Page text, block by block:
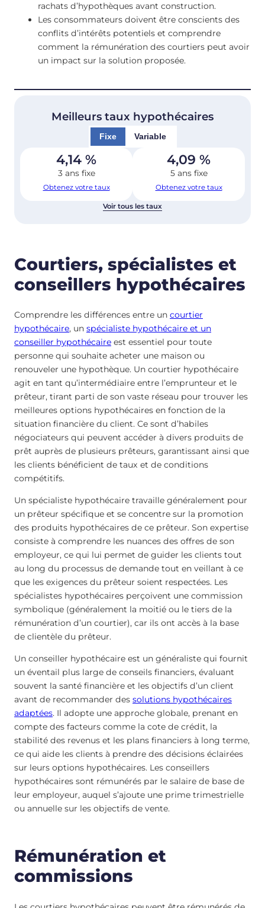
rachats d’hypothèques avant construction.
Les consommateurs doivent être conscients des
conflits d’intérêts potentiels et comprendre
comment la rémunération des courtiers peut avoir
un impact sur la solution proposée.
Meilleurs taux hypothécaires
Fixe Variable
4,14 %
3 ans fixe
Obtenez votre taux
4,09 %
5 ans fixe
Obtenez votre taux
Voir tous les taux
Courtiers, spécialistes et
conseillers hypothécaires
Comprendre les différences entre un courtier
hypothécaire, un spécialiste hypothécaire et un
conseiller hypothécaire est essentiel pour toute
personne qui souhaite acheter une maison ou
renouveler une hypothèque. Un courtier hypothécaire
agit en tant qu’intermédiaire entre l’emprunteur et le
prêteur, tirant parti de son vaste réseau pour trouver les
meilleures options hypothécaires en fonction de la
situation financière du client. Ce sont d’habiles
négociateurs qui peuvent accéder à divers produits de
prêt auprès de plusieurs prêteurs, garantissant ainsi que
les clients bénéficient de taux et de conditions
compétitifs.
Un spécialiste hypothécaire travaille généralement pour
un prêteur spécifique et se concentre sur la promotion
des produits hypothécaires de ce prêteur. Son expertise
consiste à comprendre les nuances des offres de son
employeur, ce qui lui permet de guider les clients tout
au long du processus de demande tout en veillant à ce
que les exigences du prêteur soient respectées. Les
spécialistes hypothécaires perçoivent une commission
symbolique (généralement la moitié ou le tiers de la
rémunération d’un courtier), car ils ont accès à la base
de clientèle du prêteur.
Un conseiller hypothécaire est un généraliste qui fournit
un éventail plus large de conseils financiers, évaluant
souvent la santé financière et les objectifs d’un client
avant de recommander des solutions hypothécaires
adaptées. Il adopte une approche globale, prenant en
compte des facteurs comme la cote de crédit, la
stabilité des revenus et les plans financiers à long terme,
ce qui aide les clients à prendre des décisions éclairées
sur leurs options hypothécaires. Les conseillers
hypothécaires sont rémunérés par le salaire de base de
leur employeur, auquel s’ajoute une prime trimestrielle
ou annuelle sur les objectifs de vente.
Rémunération et
commissions